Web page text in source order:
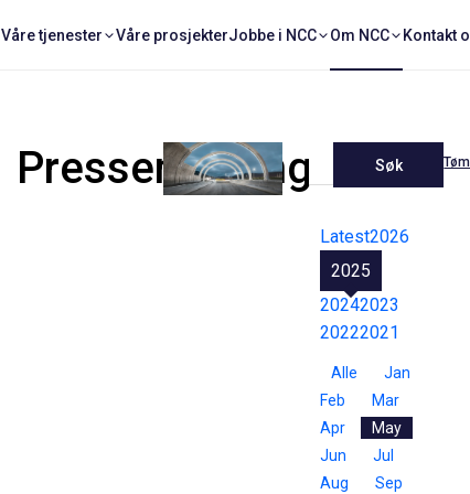
Våre tjenester Våre prosjekterJobbe i NCC Om NCC Kontakt
Pressemeldinger Søk
Latest2026
2025
20242023
20222021
Alle
Jan
Feb
Mar
Apr
May
Jun
Jul
Aug
Sep